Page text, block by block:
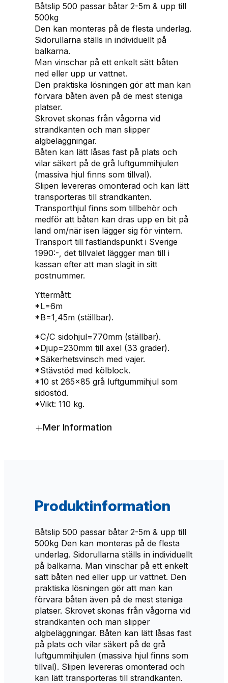
l
i
p
f
ö
r
b
å
t
a
r
2
-
5
m
&
m
a
x
5
0
0
k
g
m
n
g
d
Båtslip 500 passar båtar 2-5m & upp till
500kg
Den kan monteras på de flesta underlag.
Sidorullarna ställs in individuellt på
balkarna.
Man vinschar på ett enkelt sätt båten
ned eller upp ur vattnet.
Den praktiska lösningen gör att man kan
förvara båten även på de mest steniga
platser.
Skrovet skonas från vågorna vid
strandkanten och man slipper
algbeläggningar.
Båten kan lätt låsas fast på plats och
vilar säkert på de grå luftgummihjulen
(massiva hjul finns som tillval).
Slipen levereras omonterad och kan lätt
transporteras till strandkanten.
Transporthjul finns som tillbehör och
medför att båten kan dras upp en bit på
land om/när isen lägger sig för vintern.
Transport till fastlandspunkt i Sverige
1990:-, det tillvalet läggger man till i
kassan efter att man slagit in sitt
postnummer.
Yttermått:
*L=6m
*B=1,45m (ställbar).
*C/C sidohjul=770mm (ställbar).
*Djup=230mm till axel (33 grader).
*Säkerhetsvinsch med vajer.
*Stävstöd med kölblock.
*10 st 265×85 grå luftgummihjul som
sidostöd.
*Vikt: 110 kg.
+Mer Information
Produktinformation
Båtslip 500 passar båtar 2-5m & upp till
500kg Den kan monteras på de flesta
underlag. Sidorullarna ställs in individuellt
på balkarna. Man vinschar på ett enkelt
sätt båten ned eller upp ur vattnet. Den
praktiska lösningen gör att man kan
förvara båten även på de mest steniga
platser. Skrovet skonas från vågorna vid
strandkanten och man slipper
algbeläggningar. Båten kan lätt låsas fast
på plats och vilar säkert på de grå
luftgummihjulen (massiva hjul finns som
tillval). Slipen levereras omonterad och
kan lätt transporteras till strandkanten.